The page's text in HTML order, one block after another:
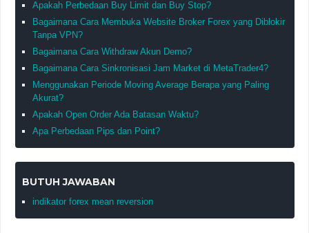
Apakah Perbedaan Buy Limit dan Buy Stop?
Bagaimana Cara Membuka Website Broker Forex yang Diblokir
Tanpa VPN?
Bagaimana Cara Withdraw Akun Demo?
Bagaimana Cara Sinkronisasi Jam Market di MetaTrader4?
Menggunakan Periode Moving Average Berapa yang Paling
Akurat?
Apakah Open Order Ada Batasan Waktu?
Apa Perbedaan Pips dan Point?
BUTUH JAWABAN
indikator forex mean reversion